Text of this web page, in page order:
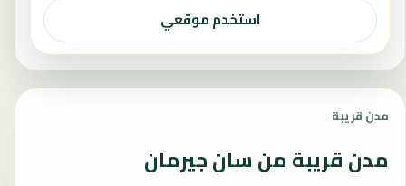
استخدم موقعي
مدن قريبة
مدن قريبة من سان جيرمان